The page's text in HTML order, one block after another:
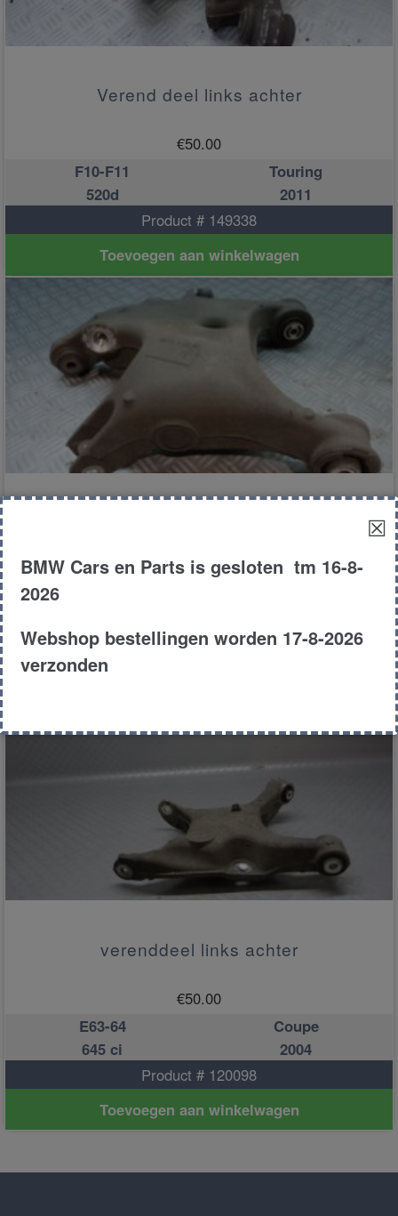
Verend deel links achter
€50.00
F10-F11
Touring
520d
2011
Product # 149338
Toevoegen aan winkelwagen
€ 50.00
Product # 163312
verenddeel links achter
€50.00
E63-64
Coupe
645 ci
2004
Product # 120098
Toevoegen aan winkelwagen
☒
BMW Cars en Parts is gesloten tm 16-8-
2026
Webshop bestellingen worden 17-8-2026
verzonden